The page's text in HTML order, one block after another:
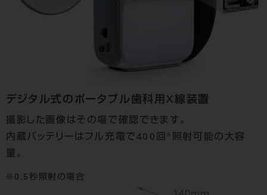
デジタル式のポータブル歯科用X線装置
撮影した画像はその場で確認できます。
内蔵バッテリーはフル充電で400回
照射可能の大容
量。
0.5秒照射の場合